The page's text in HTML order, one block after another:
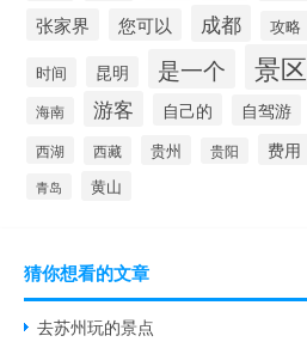
张家界 您可以 成都 攻略
时间 昆明 是一个 景区
海南 游客 自己的 自驾游
西湖 西藏 贵州 贵阳 费用
青岛 黄山
猜你想看的文章
去苏州玩的景点